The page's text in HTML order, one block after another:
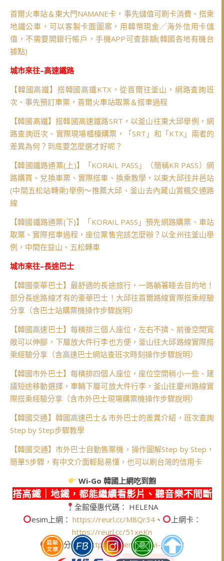
首爾火車站＆東大門NAMANE卡，事先儲值可刷卡消費、搭乘
地鐵公車，可以客製卡面圖案，用韓幣現金／海外信用卡儲
值，不需要開銀行帳戶，手機APP可查餘額(韓國各地有機台
據點)
城市來往–高速鐵路
【韓國高鐵】搭韓國高鐵KTX，從首爾往釜山，網路查詢班
次、事先預訂車票，首爾火車站取票＆搭車過程
【韓國高鐵】搭韓國高速鐵路SRT，以釜山往東大邱舉例，網
路查詢班次、實際現場櫃檯購票，「SRT」和「KTX」兩者的
差異為何？到底要怎麼選才好呢？
【韓國鐵路通票(上)】「KORAIL PASS」（簡稱KR PASS）網
路購買、兌換車票、實際搭車、換乘教學，以東大邱往井邑站
(中間五松站轉乘)舉例～推薦大邱、釜山去內藏山賞楓交通路
線
【韓國鐵路通票(下)】「KORAIL PASS」預先網路購票、車站
取票、實際搭車過程，座位票售完該怎麼辦？以全州往釜山舉
例，中間在益山、五松轉車
城市來往–長途巴士
【韓國豪華巴士】最舒適的長途旅行，一路躺著睡去目的地！
部分長途路線才有的豪華巴士！大邱往首爾路線實際搭乘經驗
分享（含巴士站購票機操作步驟說明）
【韓國高速巴士】每橫排三個人座位，左右不擠、前後空間寬
敞可以伸腳，下層放大件行李也方便，釜山往大邱路線實際搭
乘經驗分享（含高速巴士網站查班次時刻操作步驟說明）
【韓國市外巴士】每橫排四個人座位，座位空間稍小一些、建
議短途移動選擇，車輛下層可放大件行李，釜山往慶州路線實
際搭乘經驗分享（含市外巴士現場購票機操作步驟說明）
【韓國交通】韓國高速巴士＆市外巴士的差異介紹，班次查詢
Step by Step步驟教學
【韓國交通】市外巴士自動售票機，操作圖解Step by Step，
簡單5步驟，有中文介面輕鬆易懂，也可以刷台灣的信用卡
Wi-Go韓國上網吃到飽
搭高鐵｜地鐵，都能繼續看影片、聽音樂不間斷
全館優惠代碼： HELENA
esim上網： https://reurl.cc/M8Qr34 、
上網卡：
https://reurl.cc/51xeKn
實用分享：https://helena.tw/wi-go-tw/